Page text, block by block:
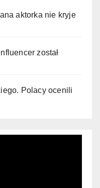
aktorka nie kryje
został
Polacy ocenili